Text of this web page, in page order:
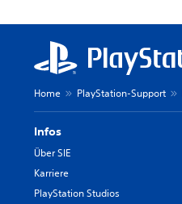
Home PlayStation-Support
Infos
Über SIE
Karriere
PlayStation Studios